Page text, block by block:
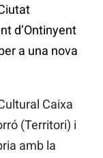
d’Ontinyent
a una nova
Caixa
(Territori) i
amb la